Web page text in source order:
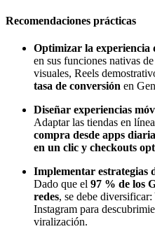
Recomendaciones prácticas
Optimizar la experiencia
en sus funciones nativas
visuales, Reels
tasa de conversión en
Diseñar experiencias
Adaptar las tiendas en
compra desde apps
en un clic y checkouts
Implementar estrategias
Dado que el 97 % de los
redes, se debe
Instagram para
viralización.